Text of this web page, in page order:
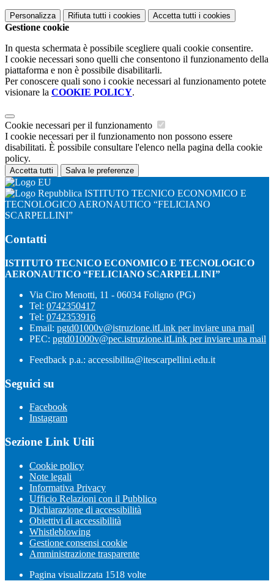
Personalizza Rifiuta tutti i cookies Accetta tutti i cookies
Gestione cookie
In questa schermata è possibile scegliere quali cookie consentire.
I cookie necessari sono quelli che consentono il funzionamento della
piattaforma e non è possibile disabilitarli.
Per conoscere quali sono i cookie necessari al funzionamento potete
visionare la COOKIE POLICY.
Cookie necessari per il funzionamento
I cookie necessari per il funzionamento non possono essere
disabilitati. È possibile consultare l'elenco nella pagina della cookie
policy.
Accetta tutti Salva le preferenze
ISTITUTO TECNICO ECONOMICO E
TECNOLOGICO AERONAUTICO “FELICIANO
SCARPELLINI”
Contatti
ISTITUTO TECNICO ECONOMICO E TECNOLOGICO
AERONAUTICO “FELICIANO SCARPELLINI”
Via Ciro Menotti, 11 - 06034 Foligno (PG)
Tel: 0742350417
Tel: 0742353916
Email: pgtd01000v@istruzione.itLink per inviare una mail
PEC: pgtd01000v@pec.istruzione.itLink per inviare una mail
Feedback p.a.: accessibilita@itescarpellini.edu.it
Seguici su
Facebook
Instagram
Sezione Link Utili
Cookie policy
Note legali
Informativa Privacy
Ufficio Relazioni con il Pubblico
Dichiarazione di accessibilità
Obiettivi di accessibilità
Whistleblowing
Gestione consensi cookie
Amministrazione trasparente
Pagina visualizzata 1518 volte